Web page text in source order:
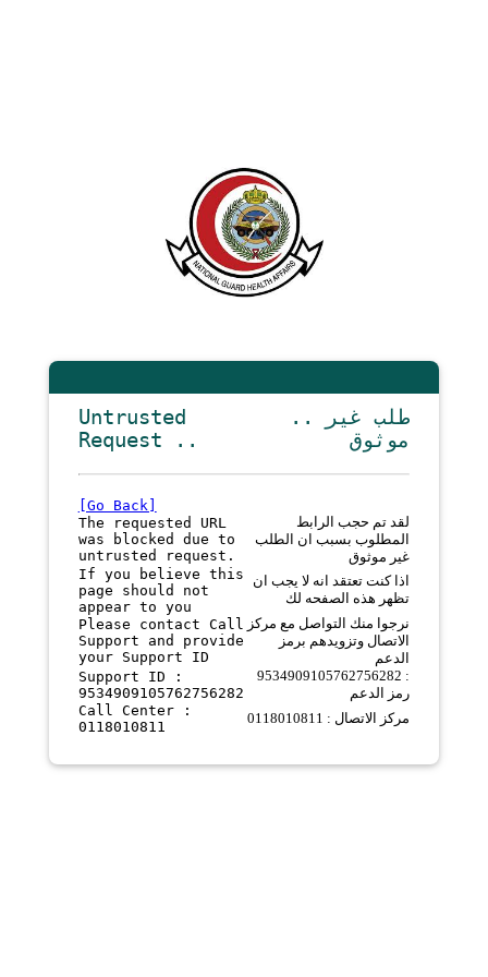
Untrusted
Request ..
.. طلب غير
موثوق
[Go Back]
The requested URL
was blocked due to
untrusted request.
لقد تم حجب الرابط
المطلوب بسبب ان الطلب
غير موثوق
If you believe this
page should not
appear to you
اذا كنت تعتقد انه لا يجب ان
تظهر هذه الصفحه لك
Please contact Call
Support and provide
your Support ID
نرجوا منك التواصل مع مركز
الاتصال وتزويدهم برمز
الدعم
Support ID :
9534909105762756282
9534909105762756282 :
رمز الدعم
Call Center :
0118010811
مركز الاتصال : 0118010811